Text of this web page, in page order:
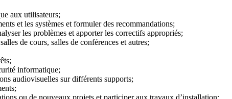
aux utilisateurs;
et les systèmes et formuler des recommandations;
les problèmes et apporter les correctifs appropriés;
de cours, salles de conférences et autres;
informatique;
audiovisuelles sur différents supports;
ou de nouveaux projets et participer aux travaux d’installation;